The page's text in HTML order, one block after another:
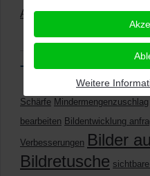
Alle Rezensionen
Tags
Schärfe Mindermengenzuschlag
bearbeiten Bildentwicklung
Verbesserungen Bilder
Bildretusche
Weitere